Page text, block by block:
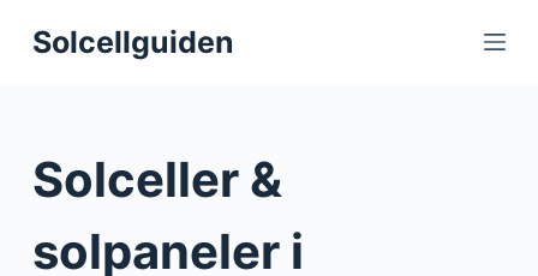
S
o
o
Solcellguiden
Solceller &
solpaneler i